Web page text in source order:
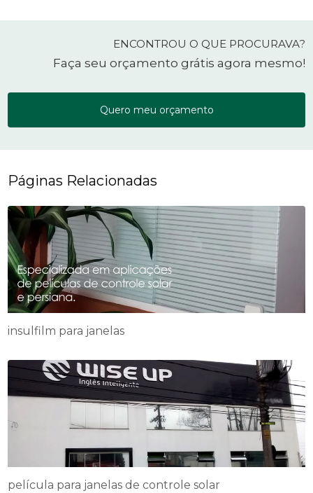
ENCONTROU O QUE PROCURAVA?
Faça seu orçamento grátis agora mesmo!
Quero meu orçamento
Páginas Relacionadas
insulfilm para janelas
película para janelas de controle solar